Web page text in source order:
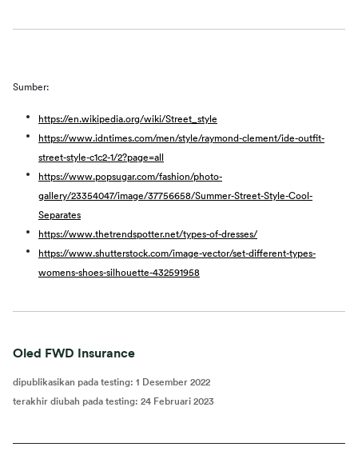
Sumber:
https://en.wikipedia.org/wiki/Street_style
https://www.idntimes.com/men/style/raymond-clement/ide-outfit-
street-style-c1c2-1/2?page=all
https://www.popsugar.com/fashion/photo-
gallery/23354047/image/37756658/Summer-Street-Style-Cool-
Separates
https://www.thetrendspotter.net/types-of-dresses/
https://www.shutterstock.com/image-vector/set-different-types-
womens-shoes-silhouette-432591958
Oled FWD Insurance
dipublikasikan pada testing: 1 Desember 2022
terakhir diubah pada testing: 24 Februari 2023